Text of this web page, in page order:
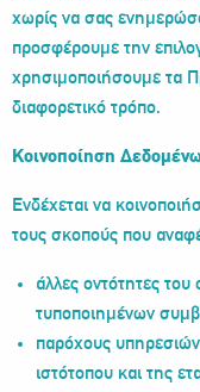
χωρίς να σας
προσφέρουμε την
χρησιμοποιήσουμε τα
διαφορετικό τρόπο.
Κοινοποίηση
Ενδέχεται να
τους σκοπούς που
άλλες οντότητες
τυποποιημένων
παρόχους
ιστότοπου και της